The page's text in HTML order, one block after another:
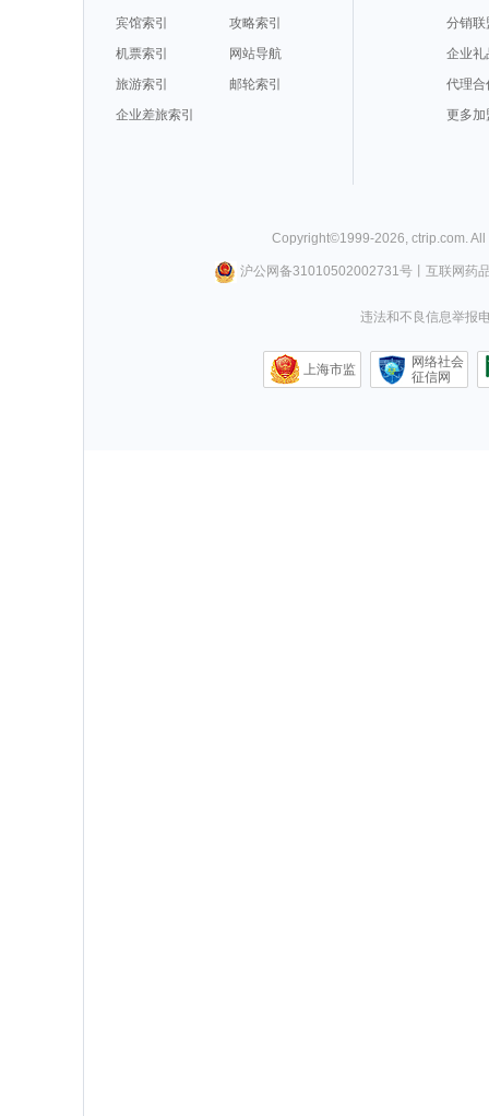
宾馆索引
攻略索引
机票索引
网站导航
旅游索引
邮轮索引
企业差旅索引
分销联
企业礼
代理合
更多加
Copyright©1999-2026, ctrip.com.
沪公网备31010502002731号丨 互联网药
违法和不良信息举报
上海市监
网络社会
征信网